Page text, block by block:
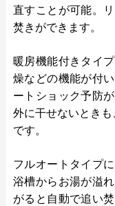
直すことが可能。
焚きができます。
暖房機能付きタイ
燥などの機能が付
ートショック予防
外に干せないとき
です。
フルオートタイプ
浴槽からお湯が溢
がると自動で追い